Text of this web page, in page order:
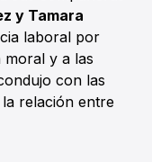
y Tamara
laboral por
moral y a las
con las
relación entre